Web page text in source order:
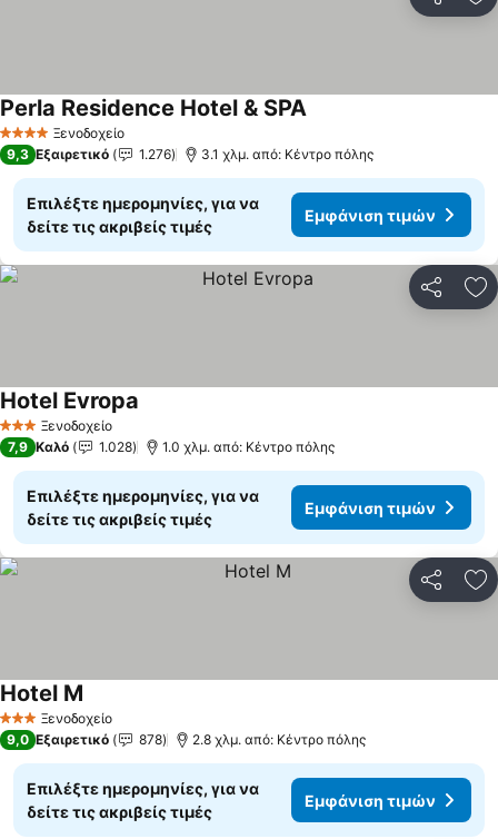
4 ΑστέριαΞενοδοχείο
Perla Residence Hotel & SPAΕμφάνιση τιμών
9,3 Εξαιρετικό 1.276 3.1 χλμ. από: Κέντρο πόλης
Επιλέξτε ημερομηνίες, για να
δείτε τις ακριβείς τιμές
Εμφάνιση τιμών
3 ΑστέριαΞενοδοχείο
Hotel Evropa
7,9 Καλό 1.028 1.0 χλμ. από: Κέντρο πόλης
Επιλέξτε ημερομηνίες, για να
δείτε τις ακριβείς τιμές
Εμφάνιση τιμών
3 ΑστέριαΞενοδοχείο
Hotel M
9,0 Εξαιρετικό 878 2.8 χλμ. από: Κέντρο πόλης
Επιλέξτε ημερομηνίες, για να
δείτε τις ακριβείς τιμές
Εμφάνιση τιμών